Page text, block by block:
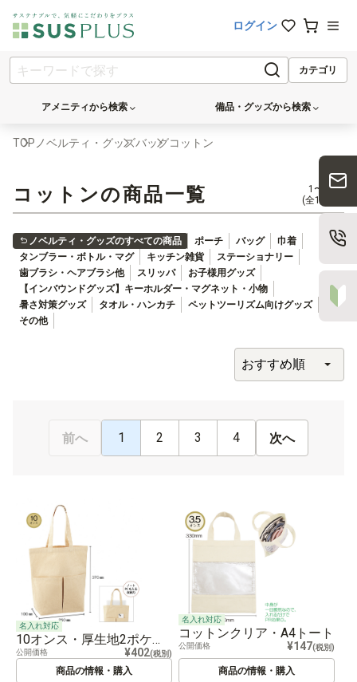
ログイン
カテゴリ
アメニティから検索 備品・グッズから検索
TOP ノベルティ・グッズバッグコットン
コットンの商品一覧
1〜50件
(全161件)
ノベルティ・グッズのすべての商品 ポーチ バッグ
巾着
タンブラー・ボトル・マグ
キッチン雑貨
ステーショナリー
歯ブラシ・ヘアブラシ他
スリッパ
お子様用グッズ
【インバウンドグッズ】キーホルダー・マグネット・小物
暑さ対策グッズ
タオル・ハンカチ
ペットツーリズム向けグッズ
その他
前へ 1 2 3 4 次へ
名入れ対応
10オンス・厚生地2ポケットコットントート（マチ付）
公開価格 ¥402(税別)
商品の情報・購入
名入れ対応
コットンクリア・A4トート
公開価格 ¥147(税別)
商品の情報・購入